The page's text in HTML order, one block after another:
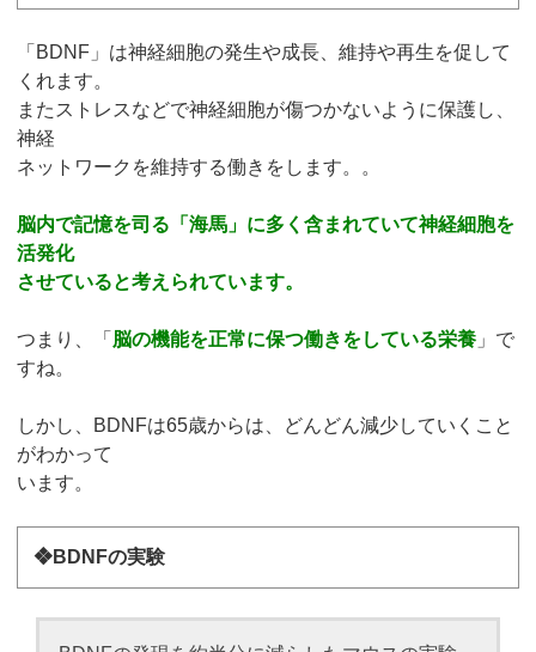
「BDNF」は神経細胞の発生や成長、維持や再生を促して
くれます。
またストレスなどで神経細胞が傷つかないように保護し、
神経
ネットワークを維持する働きをします。。
脳内で記憶を司る「海馬」に多く含まれていて神経細胞を
活発化
させていると考えられています。
つまり、「 脳の機能を正常に保つ働きをしている栄養 」で
すね。
しかし、BDNFは65歳からは、どんどん減少していくこと
がわかって
います。
❖BDNFの実験